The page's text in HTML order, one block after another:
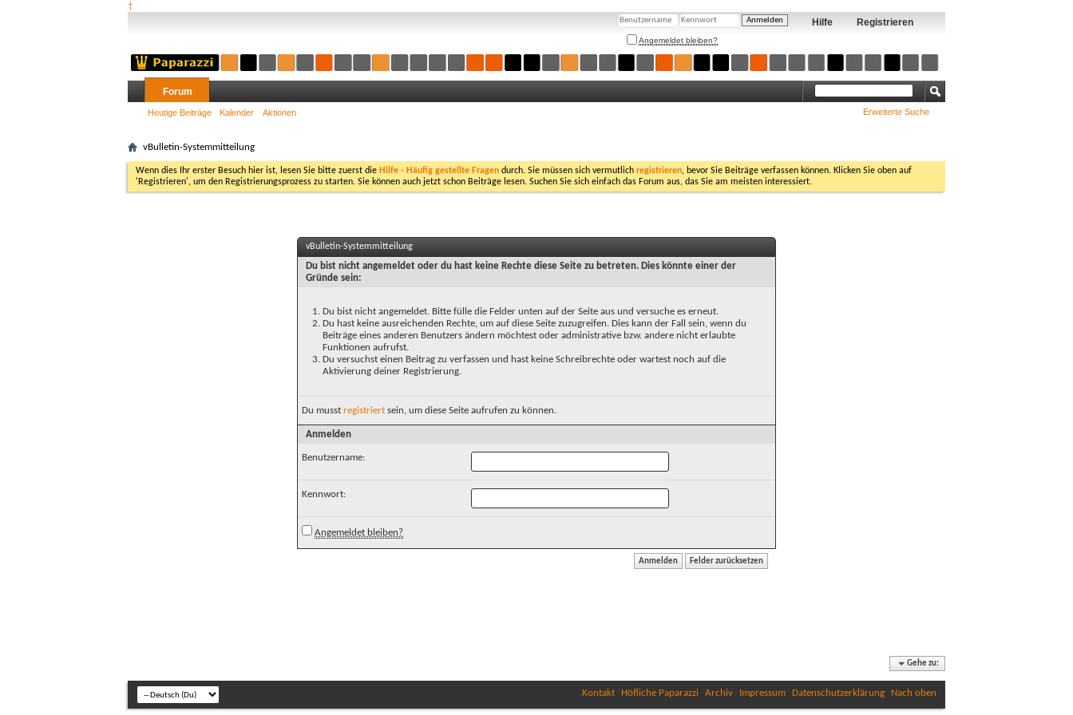
†
Registrieren
Hilfe
Angemeldet bleiben?
Forum
Heutige Beiträge Kalender Aktionen Erweiterte Suche
vBulletin-Systemmitteilung
Wenn dies Ihr erster Besuch hier ist, lesen Sie bitte zuerst die Hilfe - Häufig gestellte Fragen durch. Sie müssen sich vermutlich registrieren, bevor Sie Beiträge verfassen können. Klicken Sie oben auf
'Registrieren', um den Registrierungsprozess zu starten. Sie können auch jetzt schon Beiträge lesen. Suchen Sie sich einfach das Forum aus, das Sie am meisten interessiert.
vBulletin-Systemmitteilung
Du bist nicht angemeldet oder du hast keine Rechte diese Seite zu betreten. Dies könnte einer der
Gründe sein:
Du bist nicht angemeldet. Bitte fülle die Felder unten auf der Seite aus und versuche es erneut.
Du hast keine ausreichenden Rechte, um auf diese Seite zuzugreifen. Dies kann der Fall sein, wenn du
Beiträge eines anderen Benutzers ändern möchtest oder administrative bzw. andere nicht erlaubte
Funktionen aufrufst.
Du versuchst einen Beitrag zu verfassen und hast keine Schreibrechte oder wartest noch auf die
Aktivierung deiner Registrierung.
Du musst registriert sein, um diese Seite aufrufen zu können.
Anmelden
Benutzername:
Kennwort:
Angemeldet bleiben?
Gehe zu:
Kontakt Höfliche Paparazzi Archiv Impressum Datenschutzerklärung Nach oben